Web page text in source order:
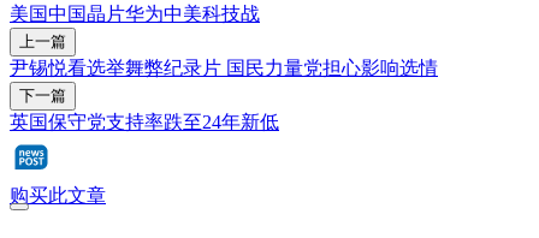
美国中国晶片华为中美科技战
上一篇
尹锡悦看选举舞弊纪录片 国民力量党担心影响选情
下一篇
英国保守党支持率跌至24年新低
购买此文章